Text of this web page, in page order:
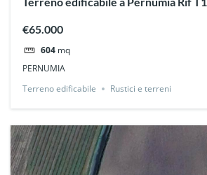
€65.000
604 mq
PERNUMIA
Terreno edificabile
Rustici e terreni